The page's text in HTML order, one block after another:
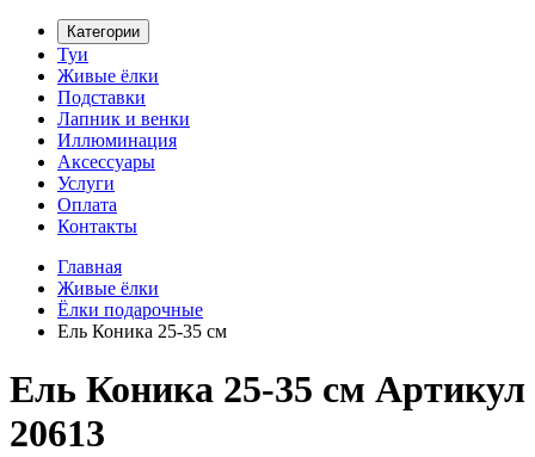
Категории
Туи
Живые ёлки
Подставки
Лапник и венки
Иллюминация
Аксессуары
Услуги
Оплата
Контакты
Главная
Живые ёлки
Ёлки подарочные
Ель Коника 25-35 см
Ель Коника 25-35 см Артикул
20613